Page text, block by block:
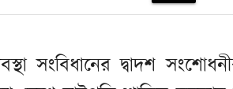
সংবিধানের দ্বাদশ